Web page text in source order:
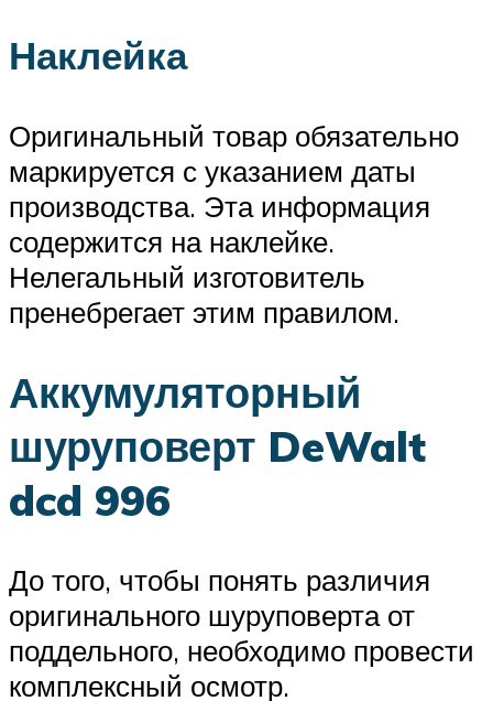
Наклейка
Оригинальный товар обязательно
маркируется с указанием даты
производства. Эта информация
содержится на наклейке.
Нелегальный изготовитель
пренебрегает этим правилом.
Аккумуляторный
шуруповерт DeWalt
dcd 996
До того, чтобы понять различия
оригинального шуруповерта от
поддельного, необходимо провести
комплексный осмотр.